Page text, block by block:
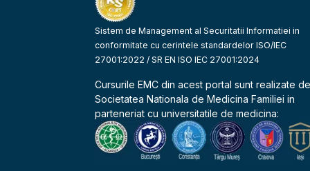
Sistem de Management al Securitatii Informatiei in
conformitate cu cerintele standardelor ISO/IEC
27001:2022 / SR EN ISO IEC 27001:2024
Cursurile EMC din acest portal sunt realizate de
Societatea Nationala de Medicina Familiei in
parteneriat cu universitatile de medicina: